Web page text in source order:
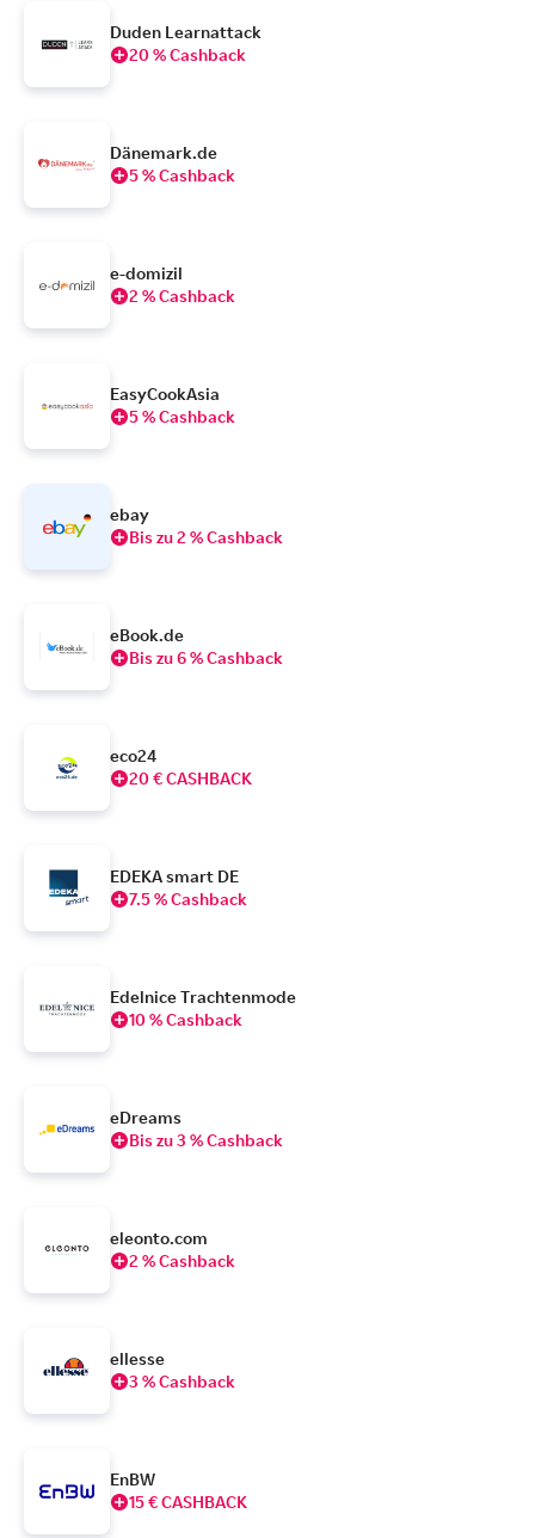
Duden Learnattack
20 % Cashback
Dänemark.de
5 % Cashback
e-domizil
2 % Cashback
EasyCookAsia
5 % Cashback
ebay
Bis zu 2 % Cashback
eBook.de
Bis zu 6 % Cashback
eco24
20 € CASHBACK
EDEKA smart DE
7.5 % Cashback
Edelnice Trachtenmode
10 % Cashback
eDreams
Bis zu 3 % Cashback
eleonto.com
2 % Cashback
ellesse
3 % Cashback
EnBW
15 € CASHBACK